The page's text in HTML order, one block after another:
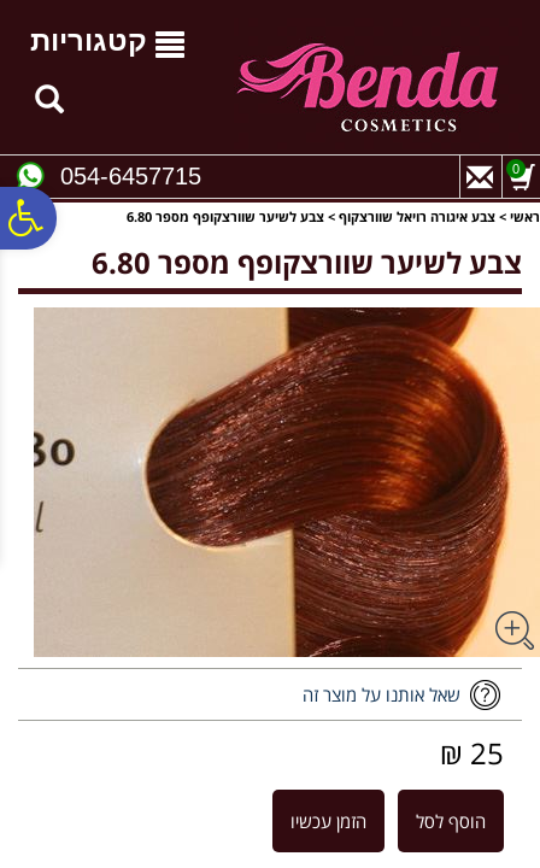
נגישות
קטגוריות
054-6457715 0
ראשי > צבע איגורה רויאל שוורצקוף > צבע לשיער שוורצקופף מספר 6.80
צבע לשיער שוורצקופף מספר 6.80
שאל אותנו על מוצר זה
25 ₪
הוסף לסל הזמן עכשיו